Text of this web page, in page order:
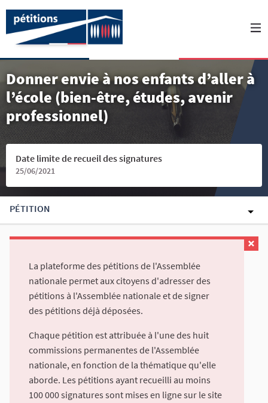
Donner envie à nos enfants d’aller à
l’école (bien-être, études, avenir
professionnel)
Date limite de recueil des signatures
25/06/2021
PÉTITION
La plateforme des pétitions de l'Assemblée
nationale permet aux citoyens d'adresser des
pétitions à l'Assemblée nationale et de signer
des pétitions déjà déposées.
Chaque pétition est attribuée à l'une des huit
commissions permanentes de l'Assemblée
nationale, en fonction de la thématique qu'elle
aborde. Les pétitions ayant recueilli au moins
100 000 signatures sont mises en ligne sur le site